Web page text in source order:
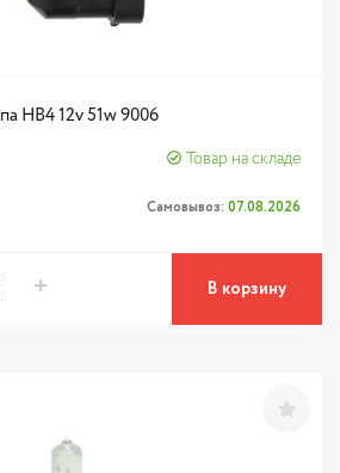
HB4 12v 51w 9006
Товар на складе
Самовывоз: 07.08.2026
В корзину